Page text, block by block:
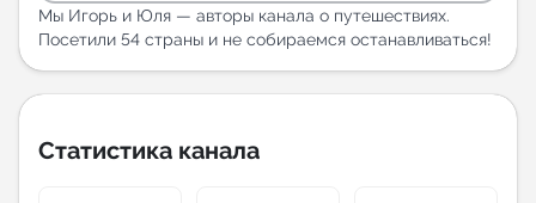
Горящие предложения
Индекс читаемости каналов в Telegram
Аналитика MAX каналов
Мы Игорь и Юля — авторы канала о путешествиях.
Посетили 54 страны и не собираемся останавливаться!
Статистика канала